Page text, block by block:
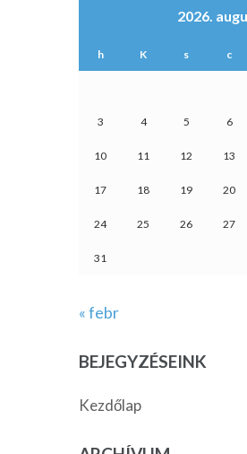
2026.
h K s c
3 4 5 6
10 11 12 13
17 18 19 20
24 25 26 27
31
« febr
BEJEGYZÉSEINK
Kezdőlap